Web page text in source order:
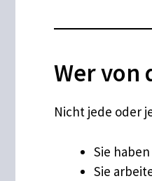
Wer von
Nicht jede oder
Sie
Sie